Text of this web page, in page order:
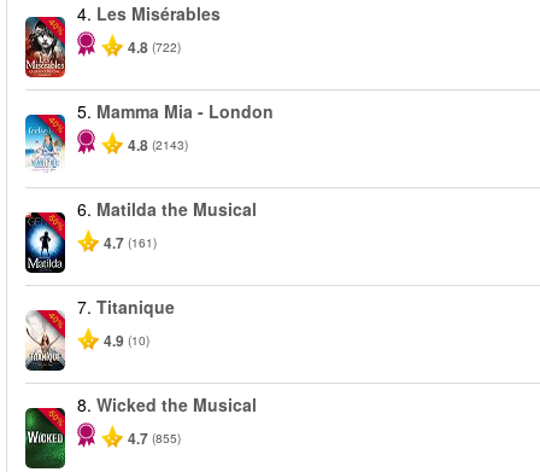
-40%
4. Les Misérables
4.8 (722)
-40%
5. Mamma Mia - London
4.8 (2143)
-50%
6. Matilda the Musical
4.7 (161)
-40%
7. Titanique
4.9 (10)
-50%
8. Wicked the Musical
4.7 (855)